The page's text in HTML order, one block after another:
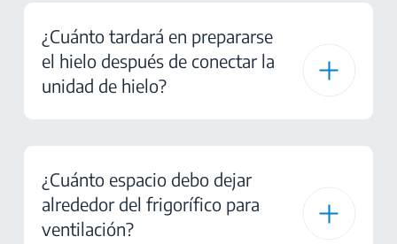
¿Cuánto tardará en prepararse
el hielo después de conectar la
unidad de hielo?
¿Cuánto espacio debo dejar
alrededor del frigorífico para
ventilación?